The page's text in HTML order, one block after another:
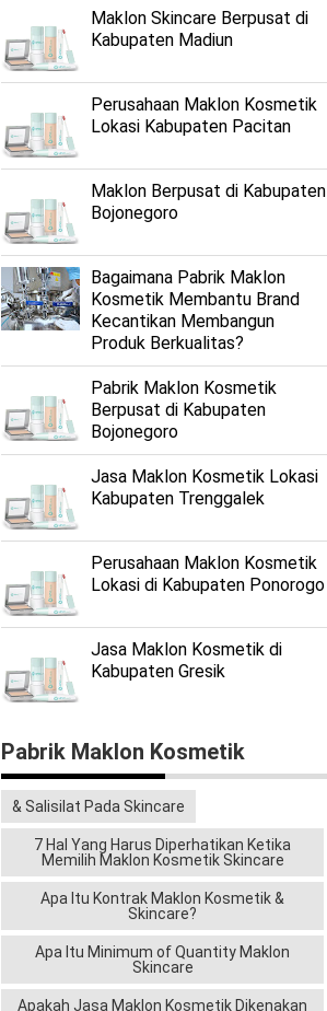
Maklon Skincare Berpusat di
Kabupaten Madiun
Perusahaan Maklon Kosmetik
Lokasi Kabupaten Pacitan
Maklon Berpusat di Kabupaten
Bojonegoro
Bagaimana Pabrik Maklon
Kosmetik Membantu Brand
Kecantikan Membangun
Produk Berkualitas?
Pabrik Maklon Kosmetik
Berpusat di Kabupaten
Bojonegoro
Jasa Maklon Kosmetik Lokasi
Kabupaten Trenggalek
Perusahaan Maklon Kosmetik
Lokasi di Kabupaten Ponorogo
Jasa Maklon Kosmetik di
Kabupaten Gresik
Pabrik Maklon Kosmetik
& Salisilat Pada Skincare
7 Hal Yang Harus Diperhatikan Ketika
Memilih Maklon Kosmetik Skincare
Apa Itu Kontrak Maklon Kosmetik &
Skincare?
Apa Itu Minimum of Quantity Maklon
Skincare
Apakah Jasa Maklon Kosmetik Dikenakan